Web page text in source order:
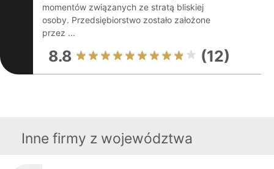
momentów związanych ze stratą bliskiej
osoby. Przedsiębiorstwo zostało założone
przez ...
8.8 (12)
Inne firmy z województwa